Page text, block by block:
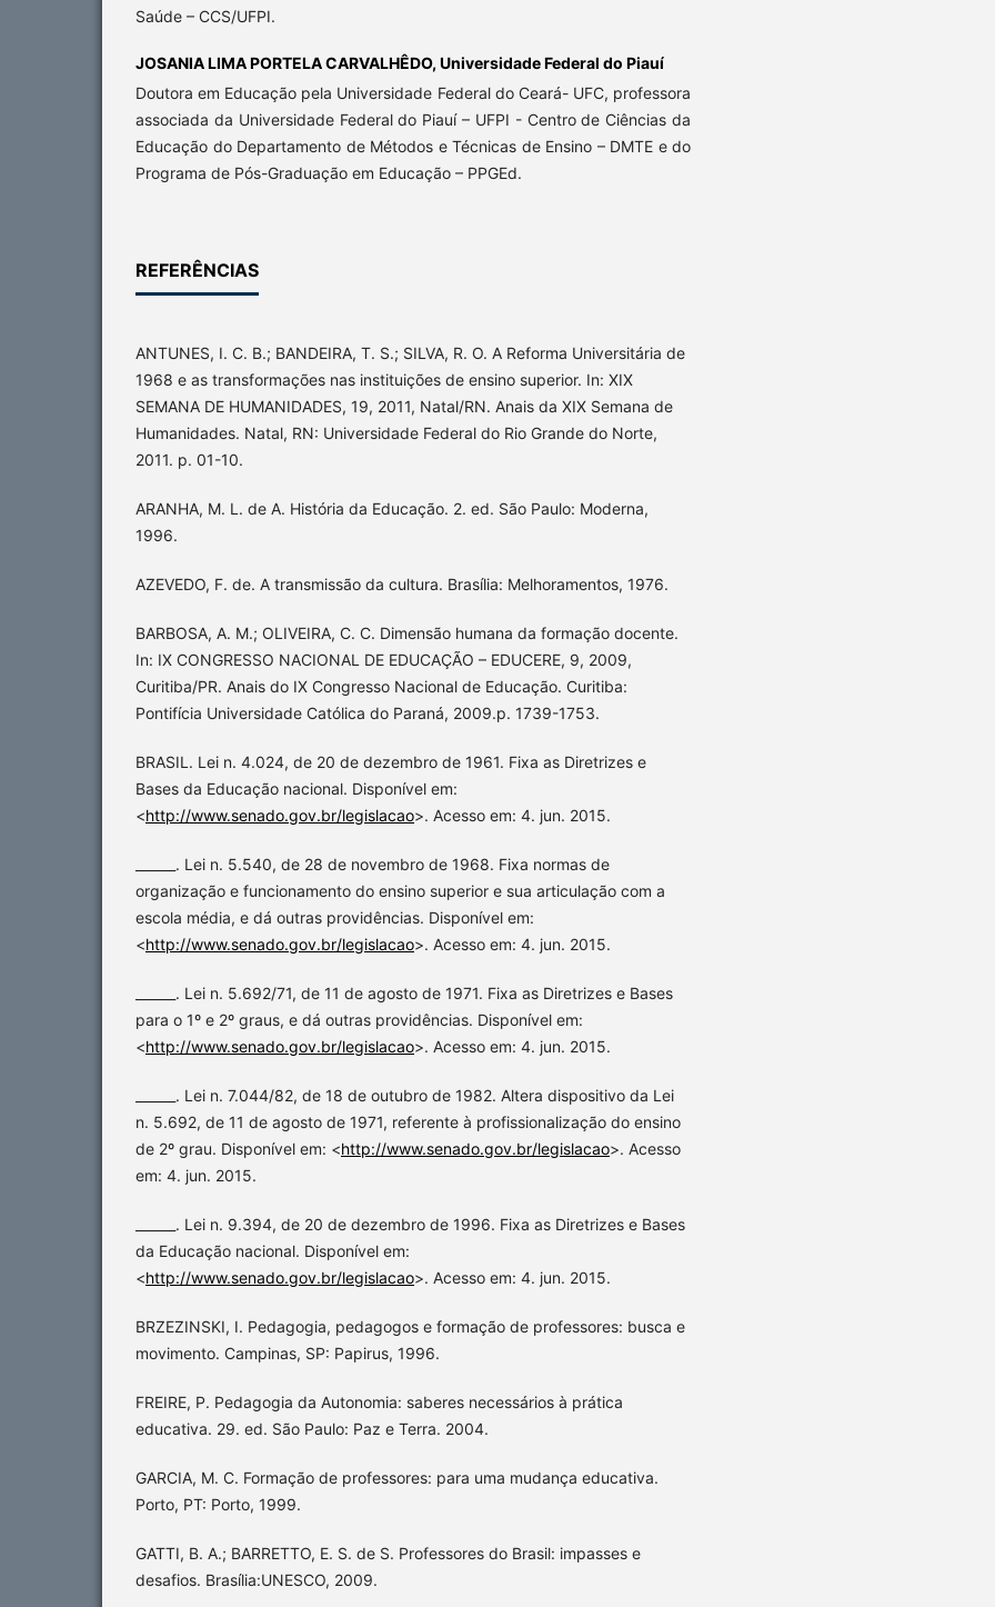
Saúde – CCS/UFPI.
JOSANIA LIMA PORTELA CARVALHÊDO, Universidade Federal do Piauí
Doutora em Educação pela Universidade Federal do Ceará- UFC, professora
associada da Universidade Federal do Piauí – UFPI - Centro de Ciências da
Educação do Departamento de Métodos e Técnicas de Ensino – DMTE e do
Programa de Pós-Graduação em Educação – PPGEd.
REFERÊNCIAS
ANTUNES, I. C. B.; BANDEIRA, T. S.; SILVA, R. O. A Reforma Universitária de
1968 e as transformações nas instituições de ensino superior. In: XIX
SEMANA DE HUMANIDADES, 19, 2011, Natal/RN. Anais da XIX Semana de
Humanidades. Natal, RN: Universidade Federal do Rio Grande do Norte,
2011. p. 01-10.
ARANHA, M. L. de A. História da Educação. 2. ed. São Paulo: Moderna,
1996.
AZEVEDO, F. de. A transmissão da cultura. Brasília: Melhoramentos, 1976.
BARBOSA, A. M.; OLIVEIRA, C. C. Dimensão humana da formação docente.
In: IX CONGRESSO NACIONAL DE EDUCAÇÃO – EDUCERE, 9, 2009,
Curitiba/PR. Anais do IX Congresso Nacional de Educação. Curitiba:
Pontifícia Universidade Católica do Paraná, 2009.p. 1739-1753.
BRASIL. Lei n. 4.024, de 20 de dezembro de 1961. Fixa as Diretrizes e
Bases da Educação nacional. Disponível em:
<http://www.senado.gov.br/legislacao>. Acesso em: 4. jun. 2015.
______. Lei n. 5.540, de 28 de novembro de 1968. Fixa normas de
organização e funcionamento do ensino superior e sua articulação com a
escola média, e dá outras providências. Disponível em:
<http://www.senado.gov.br/legislacao>. Acesso em: 4. jun. 2015.
______. Lei n. 5.692/71, de 11 de agosto de 1971. Fixa as Diretrizes e Bases
para o 1º e 2º graus, e dá outras providências. Disponível em:
<http://www.senado.gov.br/legislacao>. Acesso em: 4. jun. 2015.
______. Lei n. 7.044/82, de 18 de outubro de 1982. Altera dispositivo da Lei
n. 5.692, de 11 de agosto de 1971, referente à profissionalização do ensino
de 2º grau. Disponível em: <http://www.senado.gov.br/legislacao>. Acesso
em: 4. jun. 2015.
______. Lei n. 9.394, de 20 de dezembro de 1996. Fixa as Diretrizes e Bases
da Educação nacional. Disponível em:
<http://www.senado.gov.br/legislacao>. Acesso em: 4. jun. 2015.
BRZEZINSKI, I. Pedagogia, pedagogos e formação de professores: busca e
movimento. Campinas, SP: Papirus, 1996.
FREIRE, P. Pedagogia da Autonomia: saberes necessários à prática
educativa. 29. ed. São Paulo: Paz e Terra. 2004.
GARCIA, M. C. Formação de professores: para uma mudança educativa.
Porto, PT: Porto, 1999.
GATTI, B. A.; BARRETTO, E. S. de S. Professores do Brasil: impasses e
desafios. Brasília:UNESCO, 2009.